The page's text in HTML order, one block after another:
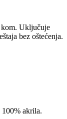
kom. Uključuje
bez oštećenja.
100% akrila.